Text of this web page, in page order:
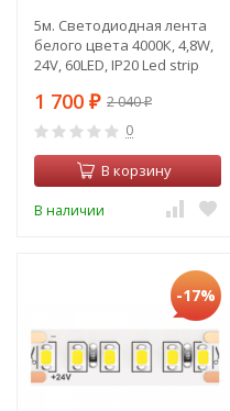
5м. Светодиодная лента
белого цвета 4000К, 4,8W,
24V, 60LED, IP20 Led strip
1 700 ₽ 2 040₽
0
В корзину
В наличии
-17%